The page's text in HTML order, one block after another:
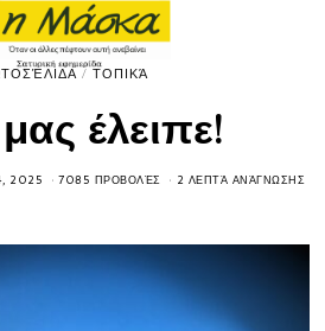
/ ΤΟΠΙΚΆ
έλειπε!
2025 7085 ΠΡΟΒΟΛΈΣ 2 ΛΕΠΤΆ ΑΝΆΓΝΩΣΗΣ